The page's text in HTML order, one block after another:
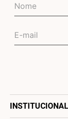
INSTITUCIONAL